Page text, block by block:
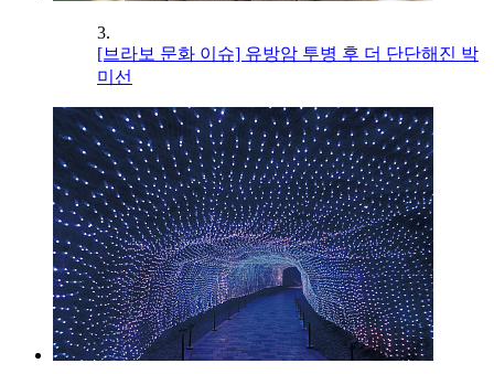
3.
[브라보 문화 이슈] 유방암 투병 후 더 단단해진 박
미선